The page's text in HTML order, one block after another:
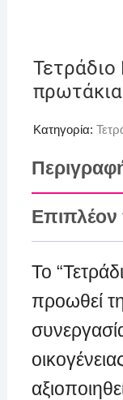
Τετράδιο
Κατηγορία:
Το
προωθεί